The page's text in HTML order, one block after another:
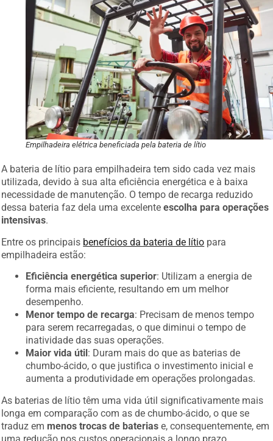
Empilhadeira elétrica beneficiada pela bateria de lítio
A bateria de lítio para empilhadeira tem sido cada vez mais
utilizada, devido à sua alta eficiência energética e à baixa
necessidade de manutenção. O tempo de recarga reduzido
dessa bateria faz dela uma excelente escolha para operações
intensivas
Entre os principais benefícios da bateria de lítio
empilhadeira estão:
Eficiência energética superior: Utilizam a energia de
forma mais eficiente, resultando em um melhor
desempenho.
Menor tempo de recarga: Precisam de menos tempo
para serem recarregadas, o que diminui o tempo de
inatividade das suas operações.
Maior vida útil: Duram mais do que as baterias de
chumbo-ácido, o que justifica o investimento inicial e
aumenta a produtividade em operações prolongadas.
As baterias de lítio têm uma vida útil significativamente mais
longa em comparação com as de chumbo-ácido, o que se
traduz em menos trocas de baterias e, consequentemente, em
uma redução nos custos operacionais a longo prazo.